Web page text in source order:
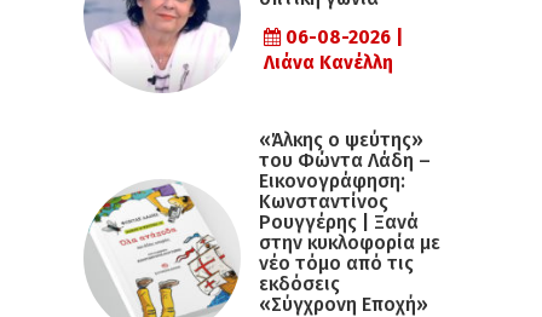
06-08-2026 |
Λιάνα Κανέλλη
«Άλκης ο ψεύτης»
του Φώντα Λάδη –
Εικονογράφηση:
Κωνσταντίνος
Ρουγγέρης | Ξανά
στην κυκλοφορία με
νέο τόμο από τις
εκδόσεις
«Σύγχρονη Εποχή»